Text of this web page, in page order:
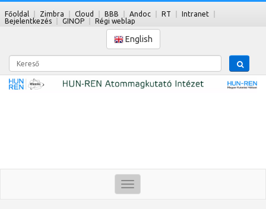
Főoldal Zimbra Cloud BBB Andoc RT
Intranet
Bejelentkezés
GINOP Régi weblap
English
Kereső
Toggle
navigation